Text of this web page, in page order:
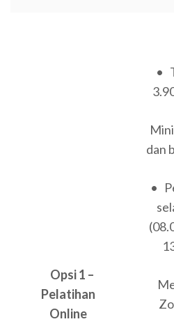
Opsi 1 –
Pelatihan
Online
•
dan
•